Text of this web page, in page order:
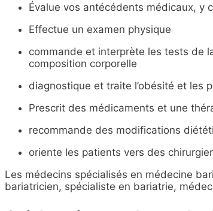
Évalue vos antécédents médicaux, y
Effectue un examen physique
commande et interprète les tests de
composition corporelle
diagnostique et traite l’obésité et les
Prescrit des médicaments et une
recommande des modifications
oriente les patients vers des
Les médecins spécialisés en médecine
bariatricien, spécialiste en bariatrie,